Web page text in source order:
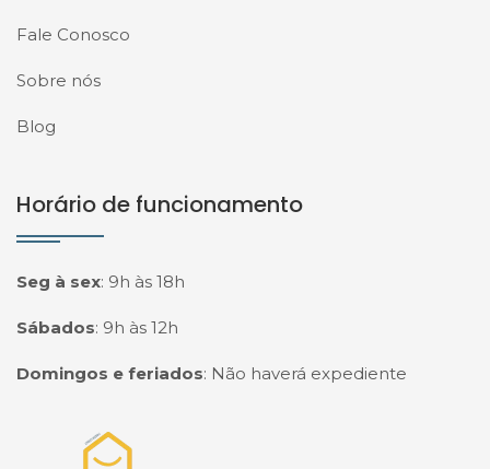
Fale Conosco
Sobre nós
Blog
Horário de funcionamento
Seg à sex: 9h às 18h
Sábados: 9h às 12h
Domingos e feriados: Não haverá expediente
Página inicial